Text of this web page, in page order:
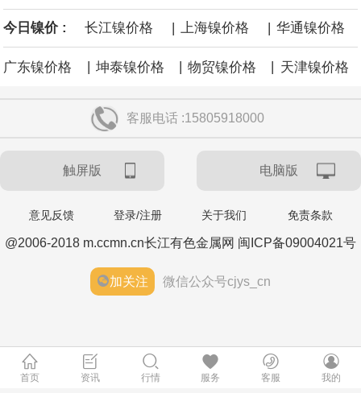
平。
今日镍价 : 长江镍价格 | 上海镍价格 | 华通镍价格
广东镍价格 | 坤泰镍价格 | 物贸镍价格 | 天津镍价格
客服电话 :15805918000
触屏版 电脑版
意见反馈 登录/注册 关于我们 免责条款
@2006-2018 m.ccmn.cn长江有色金属网 闽ICP备09004021号
加关注 微信公众号cjys_cn
首页 资讯 行情 服务 客服 我的